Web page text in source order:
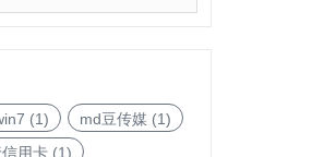
(1) md豆传媒(1)
用卡(1)